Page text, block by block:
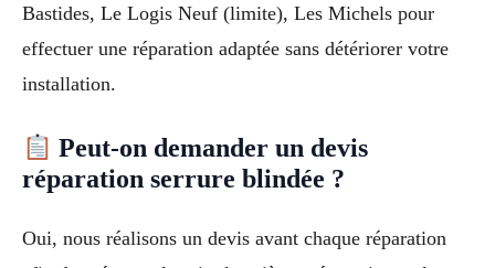
Bastides, Le Logis Neuf (limite), Les Michels pour
effectuer une réparation adaptée sans détériorer votre
installation.
Peut-on demander un devis
réparation serrure blindée ?
Oui, nous réalisons un devis avant chaque réparation